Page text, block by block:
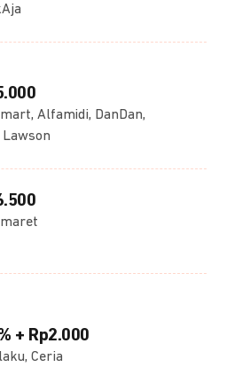
Alfamidi, DanDan,
Lawson
+ Rp2.000
Ceria